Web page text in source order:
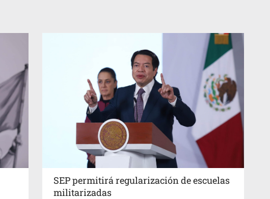
SEP permitirá regularización de escuelas
militarizadas